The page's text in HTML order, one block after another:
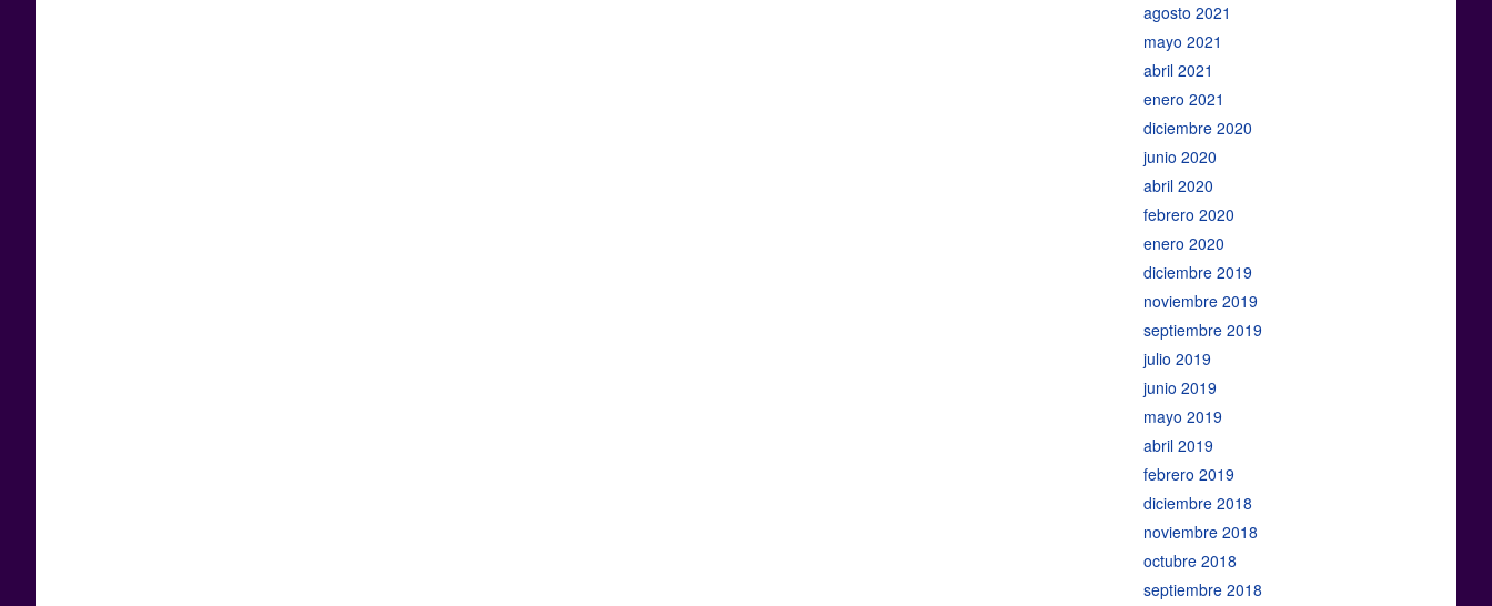
agosto 2021
mayo 2021
abril 2021
enero 2021
diciembre 2020
junio 2020
abril 2020
febrero 2020
enero 2020
diciembre 2019
noviembre 2019
septiembre 2019
julio 2019
junio 2019
mayo 2019
abril 2019
febrero 2019
diciembre 2018
noviembre 2018
octubre 2018
septiembre 2018